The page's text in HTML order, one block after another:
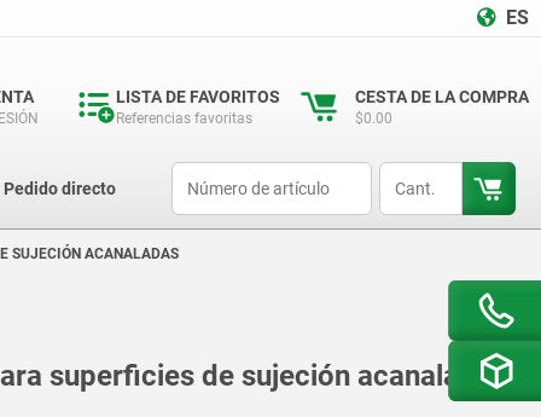
ES
LISTA DE FAVORITOS
Referencias favoritas
CESTA DE LA COMPRA
$0.00
Pedido directo
SUJECIÓN ACANALADAS
superficies de sujeción acanaladas